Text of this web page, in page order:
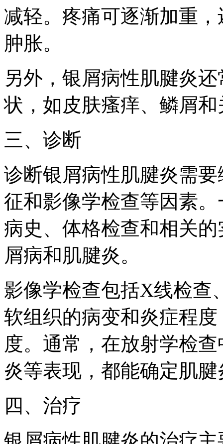
减轻。疼痛可逐渐加重
肿胀。
另外，银屑病性肌腱炎
状，如皮肤瘙痒、鳞屑
三、诊断
诊断银屑病性肌腱炎需
征和影像学检查等因素
病史、体格检查和相关
屑病和肌腱炎。
影像学检查包括X线检查
软组织的病变和炎症程
度。通常，在放射学检
炎等表现，都能确定肌
四、治疗